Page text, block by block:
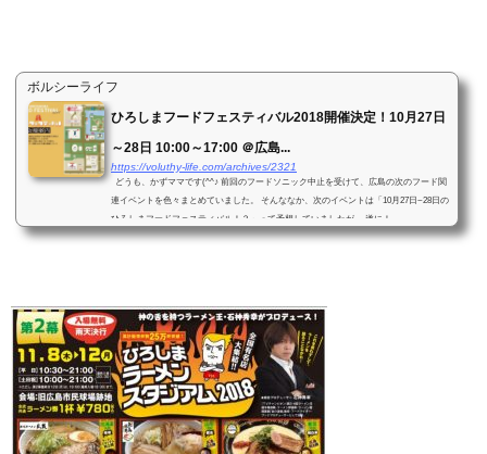
ボルシーライフ
ひろしまフードフェスティバル2018開催決定！10月27日
～28日 10:00～17:00 ＠広島...
https://voluthy-life.com/archives/2321
どうも、かずママです(^^♪ 前回のフードソニック中止を受けて、広島の次のフード関
連イベントを色々まとめていました。 そんななか、次のイベントは「10月27日~28日の
ひろしまフードフェスティバル！？」って予想していましたが、 遂に！...